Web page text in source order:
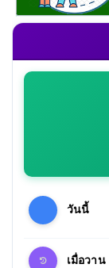
วันนี้
เมื่อวาน